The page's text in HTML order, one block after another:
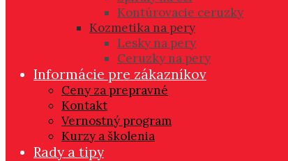
Kontúrovacie ceruzky
Kozmetika na pery
Lesky na pery
Ceruzky na pery
Informácie pre zákazníkov
Ceny za prepravné
Kontakt
Vernostný program
Kurzy a školenia
Rady a tipy